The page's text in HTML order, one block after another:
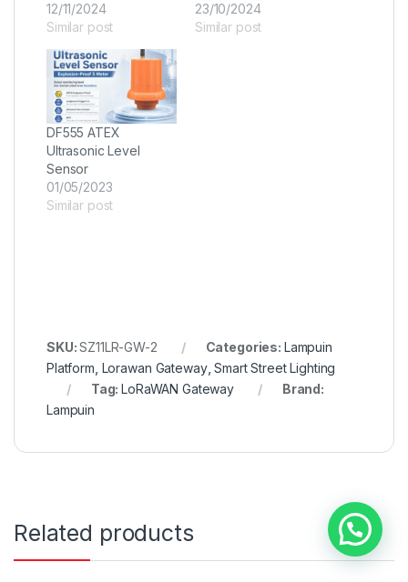
12/11/2024
Similar post
23/10/2024
Similar post
DF555 ATEX
Ultrasonic Level
Sensor
01/05/2023
Similar post
SKU:SZ11LR-GW-2 Categories: Lampuin
Platform Lorawan Gateway,Smart Street Lighting
Tag:LoRaWAN Gateway
Brand:
Lampuin
Related products